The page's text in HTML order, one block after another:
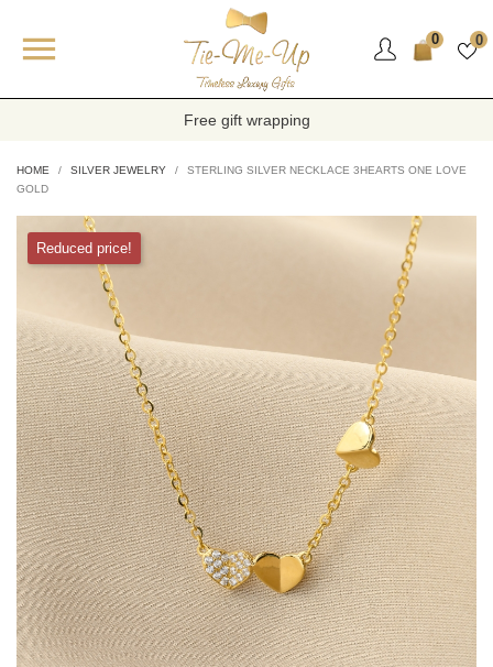
 0 0
Free gift wrapping
HOME SILVER JEWELRY
STERLING SILVER NECKLACE 3HEARTS ONE LOVE
GOLD
Reduced price!